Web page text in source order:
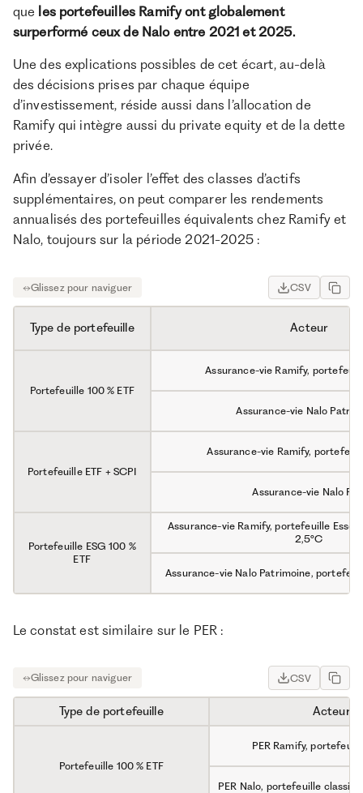
que les portefeuilles Ramify ont globalement
surperformé ceux de Nalo entre 2021 et 2025.
Une des explications possibles de cet écart, au-delà
des décisions prises par chaque équipe
d’investissement, réside aussi dans l’allocation de
Ramify qui intègre aussi du private equity et de la dette
privée.
Afin d’essayer d’isoler l’effet des classes d’actifs
supplémentaires, on peut comparer les rendements
annualisés des portefeuilles équivalents chez Ramify et
Nalo, toujours sur la période 2021-2025 :
CSV
Type de portefeuille Acteur
Portefeuille 100 % ETF
Assurance-vie Ramify,
Assurance-vie Nalo
Portefeuille ETF + SCPI
Assurance-vie Ramify,
Assurance-vie Nalo
Portefeuille ESG 100 %
ETF
Assurance-vie Ramify, portefeuille
2,5°C
Assurance-vie Nalo Patrimoine,
Le constat est similaire sur le PER :
CSV
Type de portefeuille Acteur
Portefeuille 100 % ETF
PER Ramify,
PER Nalo, portefeuille